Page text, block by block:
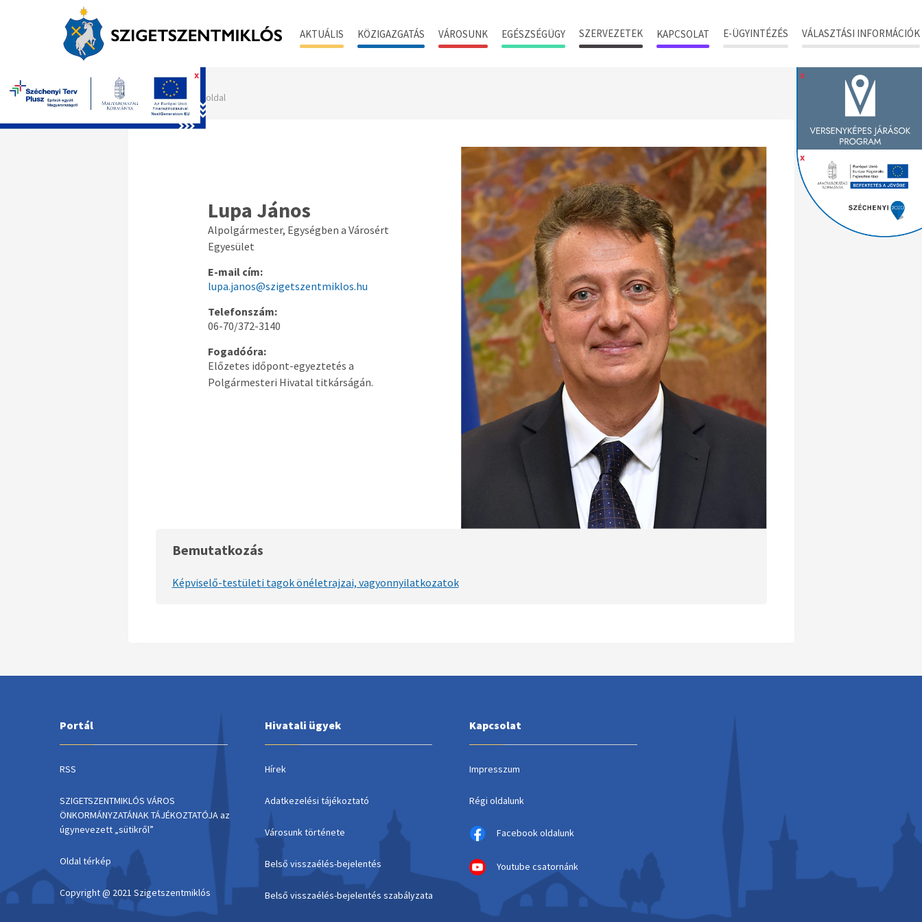
AKTUÁLIS KÖZIGAZGATÁS VÁROSUNK EGÉSZSÉGÜGY SZERVEZETEK KAPCSOLAT E-ÜGYINTÉZÉS VÁLASZTÁSI INFORMÁCIÓK
x
x
x
Főoldal
Lupa János
Alpolgármester, Egységben a Városért
Egyesület
E-mail cím:
lupa.janos@szigetszentmiklos.hu
Telefonszám:
06-70/372-3140
Fogadóóra:
Előzetes időpont-egyeztetés a
Polgármesteri Hivatal titkárságán.
Bemutatkozás
Képviselő-testületi tagok önéletrajzai, vagyonnyilatkozatok
Portál
RSS
SZIGETSZENTMIKLÓS VÁROS
ÖNKORMÁNYZATÁNAK TÁJÉKOZTATÓJA az
úgynevezett „sütikről”
Oldal térkép
Copyright @ 2021 Szigetszentmiklós
Hivatali ügyek
Hírek
Adatkezelési tájékoztató
Városunk története
Belső visszaélés-bejelentés
Belső visszaélés-bejelentés szabályzata
Kapcsolat
Impresszum
Régi oldalunk
Facebook oldalunk
Youtube csatornánk